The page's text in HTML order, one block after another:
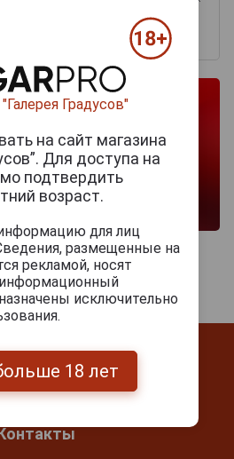
Градусов"
на сайт магазина
Для доступа на
подтвердить
возраст.
для лиц
размещенные на
рекламой, носят
исключительно
18 лет